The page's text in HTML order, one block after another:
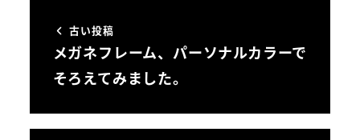
古い投稿
メガネフレーム、パーソナルカラーで
そろえてみました。